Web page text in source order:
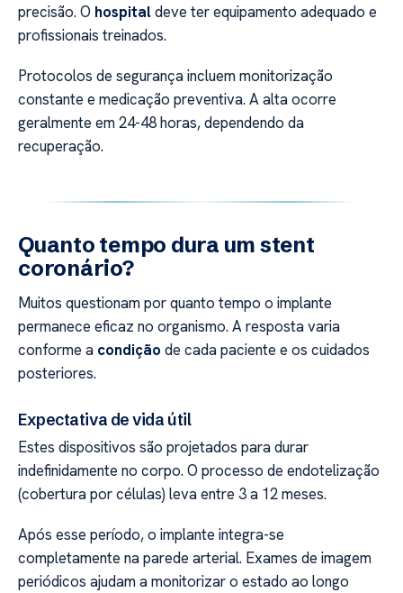
precisão. O hospitaldeve ter equipamento adequado e
profissionais treinados.
Protocolos de segurança incluem monitorização
constante e medicação preventiva. A alta ocorre
geralmente em 24-48 horas, dependendo da
recuperação.
Quanto tempo dura um stent
coronário?
Muitos questionam por quanto tempo o implante
permanece eficaz no organismo. A resposta varia
conforme a condição de cada paciente e os cuidados
posteriores.
Expectativa de vida útil
Estes dispositivos são projetados para durar
indefinidamente no corpo. O processo de endotelização
(cobertura por células) leva entre 3 a 12 meses.
Após esse período, o implante integra-se
completamente na parede arterial. Exames de imagem
periódicos ajudam a monitorizar o estado ao longo